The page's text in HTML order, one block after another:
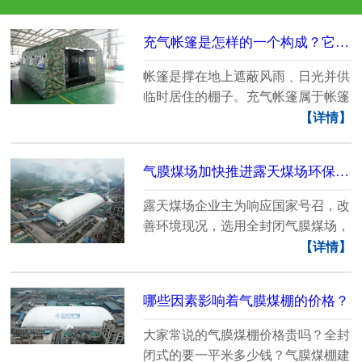
充气帐篷是怎样的一个构成？它为使用者带来了哪些好处？
帐篷是撑在地上遮蔽风雨﹑日光并供
临时居住的棚子。充气帐篷属于帐篷
【详情】
气膜煤场加快推进露天煤场环保化进程发展
露天煤场企业主为响应国家号召，改
善环境现况，选用全封闭气膜煤场，
【详情】
哪些因素影响着气膜煤棚的价格？
大家常说的气膜煤棚价格贵吗？全封
闭式的要一平米多少钱？气膜煤棚建